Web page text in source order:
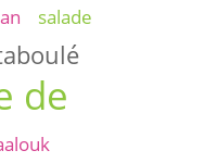
salade
de